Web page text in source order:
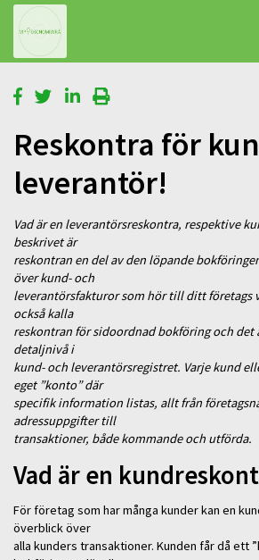
Reskontra för
leverantör!
Vad är en leverantörsreskontra, respektive
beskrivet är
reskontran en del av den löpande
över kund- och
leverantörsfakturor som hör till ditt företags
också kalla
reskontran för sidoordnad bokföring och det
detaljnivå i
kund- och leverantörsregistret. Varje kund
eget ”konto” där
specifik information listas, allt från
adressuppgifter till
transaktioner, både kommande och utförda.
Vad är en
För företag som har många kunder kan en
överblick över
alla kunders transaktioner. Kunden får då ett